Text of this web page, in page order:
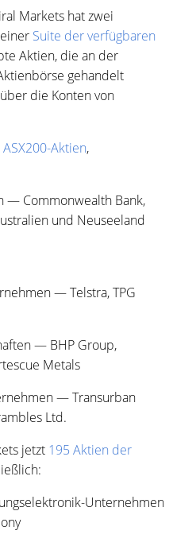
Markets hat zwei
Suite der verfügbaren
Aktien, die an der
gehandelt
die Konten von
Aktien,
— Commonwealth Bank,
und Neuseeland
— Telstra, TPG
— BHP Group,
Metals
— Transurban
Ltd.
jetzt 195 Aktien der
Unternehmen